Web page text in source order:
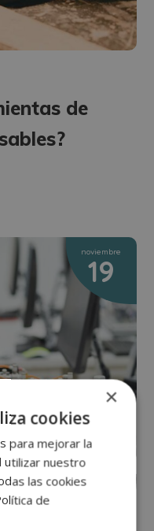
de
noviembre
19
×
cookies
para mejorar la
utilizar nuestro
las cookies
de